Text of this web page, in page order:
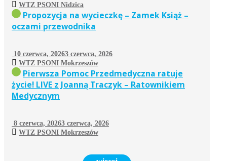
WTZ PSONI Nidzica
Propozycja na wycieczkę – Zamek Książ –
oczami przewodnika
10 czerwca, 20263 czerwca, 2026
WTZ PSONI Mokrzeszów
Pierwsza Pomoc Przedmedyczna ratuje
życie! LIVE z Joanną Traczyk – Ratownikiem
Medycznym
8 czerwca, 20263 czerwca, 2026
WTZ PSONI Mokrzeszów